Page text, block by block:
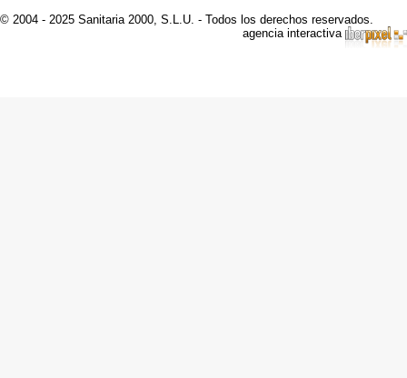
© 2004 - 2025 Sanitaria 2000, S.L.U. - Todos los derechos reservados.
agencia interactiva